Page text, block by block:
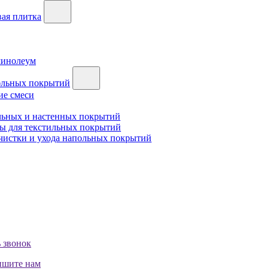
плитка
покрытий
смеси
и настенных покрытий
для текстильных покрытий
и ухода напольных покрытий
звонок
нам